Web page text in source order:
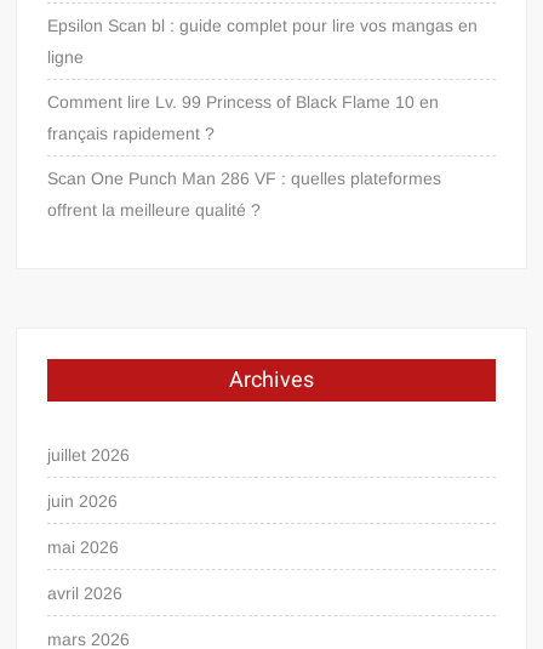
Epsilon Scan bl : guide complet pour lire vos mangas en
ligne
Comment lire Lv. 99 Princess of Black Flame 10 en
français rapidement ?
Scan One Punch Man 286 VF : quelles plateformes
offrent la meilleure qualité ?
Archives
juillet 2026
juin 2026
mai 2026
avril 2026
mars 2026